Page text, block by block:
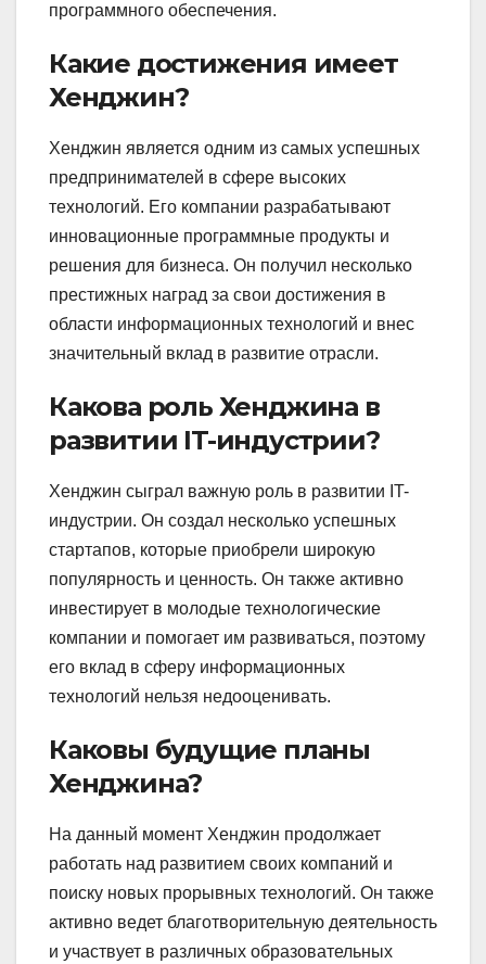
программного обеспечения.
Какие достижения имеет
Хенджин?
Хенджин является одним из самых успешных
предпринимателей в сфере высоких
технологий. Его компании разрабатывают
инновационные программные продукты и
решения для бизнеса. Он получил несколько
престижных наград за свои достижения в
области информационных технологий и внес
значительный вклад в развитие отрасли.
Какова роль Хенджина в
развитии IT-индустрии?
Хенджин сыграл важную роль в развитии IT-
индустрии. Он создал несколько успешных
стартапов, которые приобрели широкую
популярность и ценность. Он также активно
инвестирует в молодые технологические
компании и помогает им развиваться, поэтому
его вклад в сферу информационных
технологий нельзя недооценивать.
Каковы будущие планы
Хенджина?
На данный момент Хенджин продолжает
работать над развитием своих компаний и
поиску новых прорывных технологий. Он также
активно ведет благотворительную деятельность
и участвует в различных образовательных